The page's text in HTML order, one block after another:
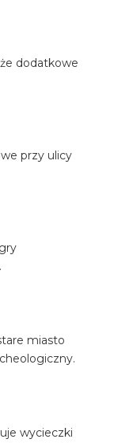
dodatkowe
przy ulicy
miasto
wycieczki